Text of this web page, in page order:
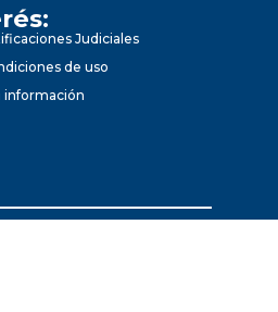
Judiciales
de uso
información